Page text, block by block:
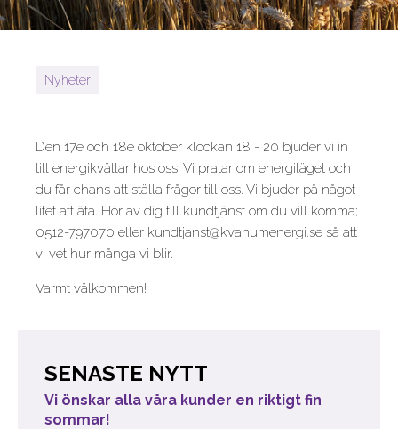
Nyheter
Den 17e och 18e oktober klockan 18 - 20 bjuder vi in
till energikvällar hos oss. Vi pratar om energiläget och
du får chans att ställa frågor till oss. Vi bjuder på något
litet att äta. Hör av dig till kundtjänst om du vill komma;
0512-797070 eller kundtjanst@kvanumenergi.se så att
vi vet hur många vi blir.
Varmt välkommen!
SENASTE NYTT
Vi önskar alla våra kunder en riktigt fin
sommar!